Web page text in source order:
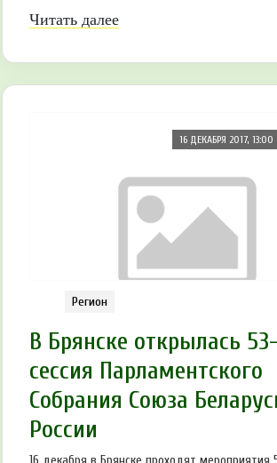
Читать далее
16 ДЕКАБРЯ 2017, 13:00
Регион
В Брянске открылась
сессия Парламентского
Собрания Союза
России